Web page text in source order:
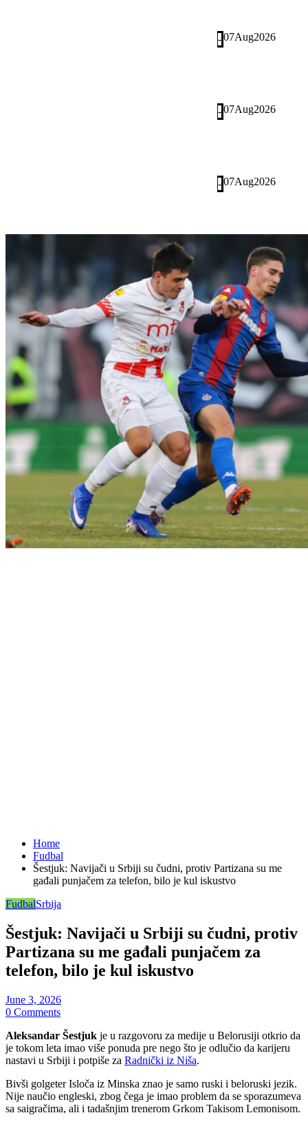
- 07Aug2026
- 07Aug2026
- 07Aug2026
Home
Fudbal
Šestjuk: Navijači u Srbiji su čudni, protiv Partizana su me
gađali punjačem za telefon, bilo je kul iskustvo
FudbalSrbija
Šestjuk: Navijači u Srbiji su čudni, protiv
Partizana su me gađali punjačem za
telefon, bilo je kul iskustvo
June 3, 2026
0 Comments
Aleksandar Šestjuk je u razgovoru za medije u Belorusiji otkrio da
je tokom leta imao više ponuda pre nego što je odlučio da karijeru
nastavi u Srbiji i potpiše za Radnički iz Niša.
Bivši golgeter Isloča iz Minska znao je samo ruski i beloruski jezik.
Nije naučio engleski, zbog čega je imao problem da se sporazumeva
sa saigračima, ali i tadašnjim trenerom Grkom Takisom Lemonisom.